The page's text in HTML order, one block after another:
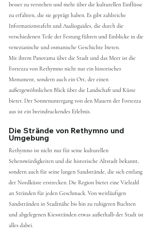
besser zu verstehen und mehr über die kulturellen Einflüsse
zu erfahren, die sie geprägt haben. Es gibt zahlreiche
Informationstafeln und Audioguides, die durch die
verschiedenen Teile der Festung führen und Einblicke in die
venezianische und osmanische Geschichte bieten.
Mit ihrem Panorama über die Stadt und das Meer ist die
Fortezza von Rethymno nicht nur ein historisches
Monument, sondern auch ein Ort, der einen
außergewöhnlichen Blick über die Landschaft und Küste
bietet. Der Sonnenuntergang von den Mauern der Fortezza
aus ist ein beeindruckendes Erlebnis.
Die Strände von Rethymno und
Umgebung
Rethymno ist nicht nur für seine kulturellen
Sehenswürdigkeiten und die historische Altstadt bekannt,
sondern auch für seine langen Sandstrände, die sich entlang
der Nordküste erstrecken. Die Region bietet eine Vielzahl
an Stränden für jeden Geschmack. Von weitläufigen
Sandstränden in Stadtnähe bis hin zu ruhigeren Buchten
und abgelegenen Kiesstränden etwas außerhalb der Stadt ist
alles dabei.